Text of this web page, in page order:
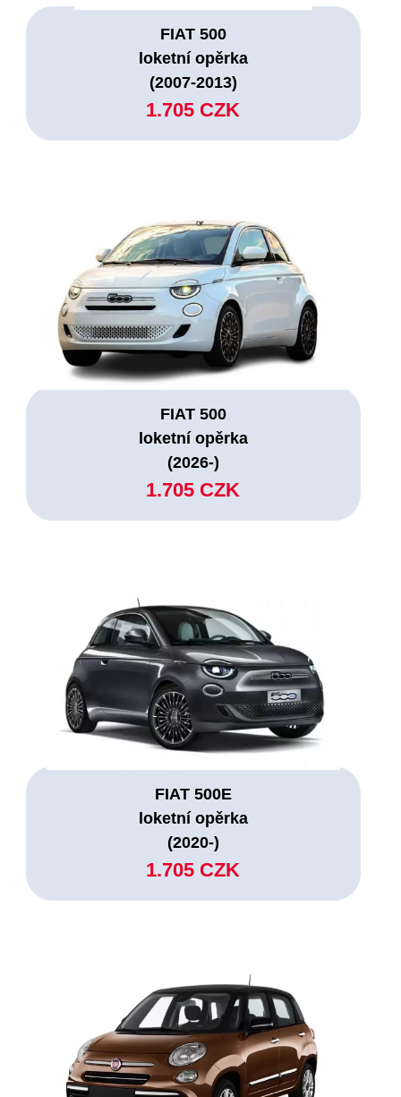
FIAT 500
loketní opěrka
(2007-2013)
1.705 CZK
FIAT 500
loketní opěrka
(2026-)
1.705 CZK
FIAT 500E
loketní opěrka
(2020-)
1.705 CZK